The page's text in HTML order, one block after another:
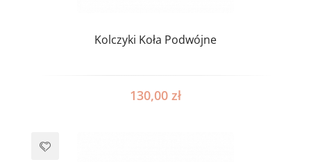
Kolczyki Koła Podwójne
130,00 zł